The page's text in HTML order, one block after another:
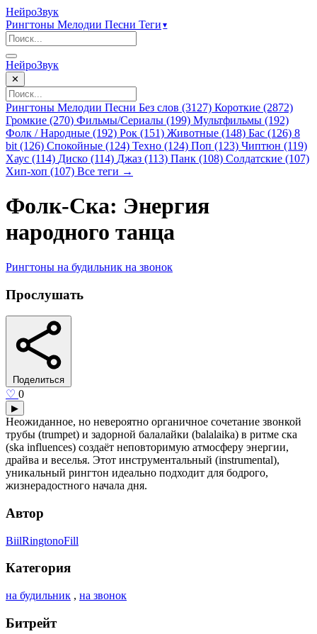
НейроЗвук
Рингтоны Мелодии Песни Теги ▾
НейроЗвук
✕
Рингтоны Мелодии Песни Без слов (3127) Короткие (2872)
Громкие (270) Фильмы/Сериалы (199) Мультфильмы (192)
Фолк / Народные (192) Рок (151) Животные (148) Бас (126) 8
bit (126) Спокойные (124) Техно (124) Поп (123) Чиптюн (119)
Хаус (114) Диско (114) Джаз (113) Панк (108) Солдатские (107)
Хип-хоп (107) Все теги →
Фолк-Ска: Энергия
народного танца
Рингтоны на будильник на звонок
Прослушать
Поделиться
♡ 0
▶
Неожиданное, но невероятно органичное сочетание звонкой
трубы (trumpet) и задорной балалайки (balalaika) в ритме ска
(ska influences) создаёт неповторимую атмосферу энергии,
драйва и веселья. Этот инструментальный (instrumental),
уникальный рингтон идеально подходит для бодрого,
жизнерадостного начала дня.
Автор
BiilRingtonoFill
Категория
на будильник , на звонок
Битрейт